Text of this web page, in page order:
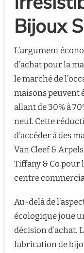
Bijoux
L’argument
d’achat pour la
le marché de
maisons peuvent
allant de 30% à
neuf. Cette
d’accéder à des
Van Cleef &
Tiffany & Co pour
centre
Au-delà de
écologique joue
décision d’achat.
fabrication de